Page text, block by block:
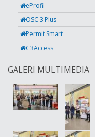
eProfil
OSC 3 Plus
Permit Smart
C3Access
GALERI MULTIMEDIA